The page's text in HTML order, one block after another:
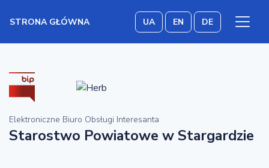
STRONA GŁÓWNA UA EN DE
Elektroniczne Biuro Obsługi Interesanta
Starostwo Powiatowe w Stargardzie